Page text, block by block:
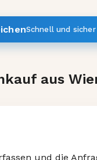
Schnell und
aus
und die